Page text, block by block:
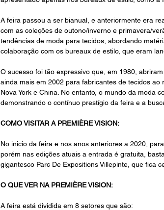
A feira passou a ser bianual, e anteriormente era
com as coleções de outono/inverno e primavera/
tendências de moda para tecidos, abordando
colaboração com os bureaux de estilo, que eram
O sucesso foi tão expressivo que, em 1980,
ainda mais em 2002 para fabricantes de tecidos
Nova York e China. No entanto, o mundo da moda
demonstrando o contínuo prestígio da feira e a
COMO VISITAR A PREMIÈRE VISION:
No inicio da feira e nos anos anteriores a 2020,
porém nas edições atuais a entrada é gratuita,
gigantesco Parc De Expositions Villepinte, que fica
O QUE VER NA PREMIÈRE VISION:
A feira está dividida em 8 setores que são: